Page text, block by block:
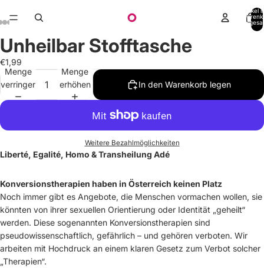
Artikel
Unheilbar Stofftasche
€1,99
Menge
verringern
Menge
erhöhen
In den Warenkorb legen
Weitere Bezahlmöglichkeiten
Liberté, Egalité, Homo & Transheilung Adé
Konversionstherapien haben in Österreich keinen Platz
Noch immer gibt es Angebote, die Menschen vormachen wollen, sie
könnten von ihrer sexuellen Orientierung oder Identität „geheilt“
werden. Diese sogenannten Konversionstherapien sind
pseudowissenschaftlich, gefährlich – und gehören verboten. Wir
arbeiten mit Hochdruck an einem klaren Gesetz zum Verbot solcher
„Therapien“.